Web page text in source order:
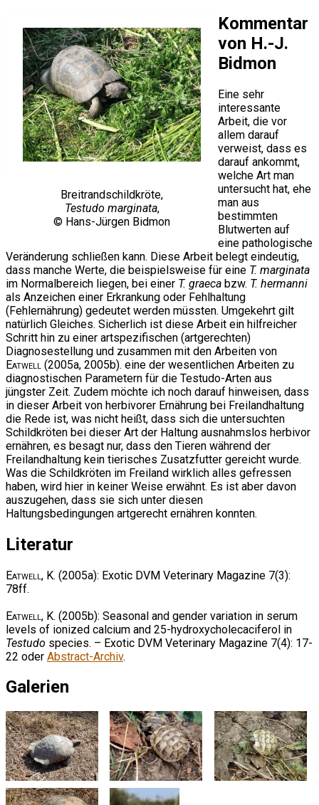
Breitrandschildkröte,
Testudo marginata,
© Hans-Jürgen Bidmon
Kommentar
von H.-J.
Bidmon
Eine sehr
interessante
Arbeit, die vor
allem darauf
verweist, dass es
darauf ankommt,
welche Art man
untersucht hat, ehe
man aus
bestimmten
Blutwerten auf
eine pathologische
Veränderung schließen kann. Diese Arbeit belegt eindeutig,
dass manche Werte, die beispielsweise für eine T. marginata
im Normalbereich liegen, bei einer T. graeca bzw. T. hermanni
als Anzeichen einer Erkrankung oder Fehlhaltung
(Fehlernährung) gedeutet werden müssten. Umgekehrt gilt
natürlich Gleiches. Sicherlich ist diese Arbeit ein hilfreicher
Schritt hin zu einer artspezifischen (artgerechten)
Diagnosestellung und zusammen mit den Arbeiten von
Eatwell (2005a, 2005b). eine der wesentlichen Arbeiten zu
diagnostischen Parametern für die Testudo-Arten aus
jüngster Zeit. Zudem möchte ich noch darauf hinweisen, dass
in dieser Arbeit von herbivorer Ernährung bei Freilandhaltung
die Rede ist, was nicht heißt, dass sich die untersuchten
Schildkröten bei dieser Art der Haltung ausnahmslos herbivor
ernähren, es besagt nur, dass den Tieren während der
Freilandhaltung kein tierisches Zusatzfutter gereicht wurde.
Was die Schildkröten im Freiland wirklich alles gefressen
haben, wird hier in keiner Weise erwähnt. Es ist aber davon
auszugehen, dass sie sich unter diesen
Haltungsbedingungen artgerecht ernähren konnten.
Literatur
Eatwell, K. (2005a): Exotic DVM Veterinary Magazine 7(3):
78ff.
Eatwell, K. (2005b): Seasonal and gender variation in serum
levels of ionized calcium and 25-hydroxycholecaciferol in
Testudo species. – Exotic DVM Veterinary Magazine 7(4): 17-
22 oder Abstract-Archiv.
Galerien